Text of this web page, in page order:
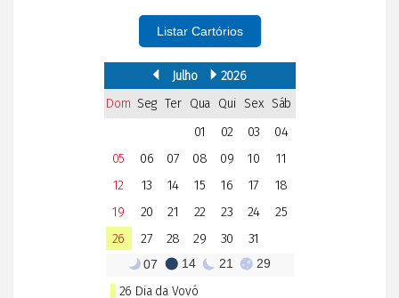
Listar Cartórios